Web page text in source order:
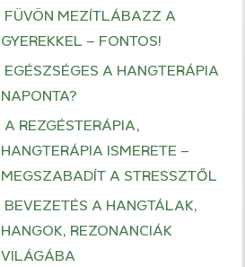
FÜVÖN MEZÍTLÁBAZZ A
GYEREKKEL – FONTOS!
EGÉSZSÉGES A HANGTERÁPIA
NAPONTA?
A REZGÉSTERÁPIA,
HANGTERÁPIA ISMERETE –
MEGSZABADÍT A STRESSZTŐL
BEVEZETÉS A HANGTÁLAK,
HANGOK, REZONANCIÁK
VILÁGÁBA